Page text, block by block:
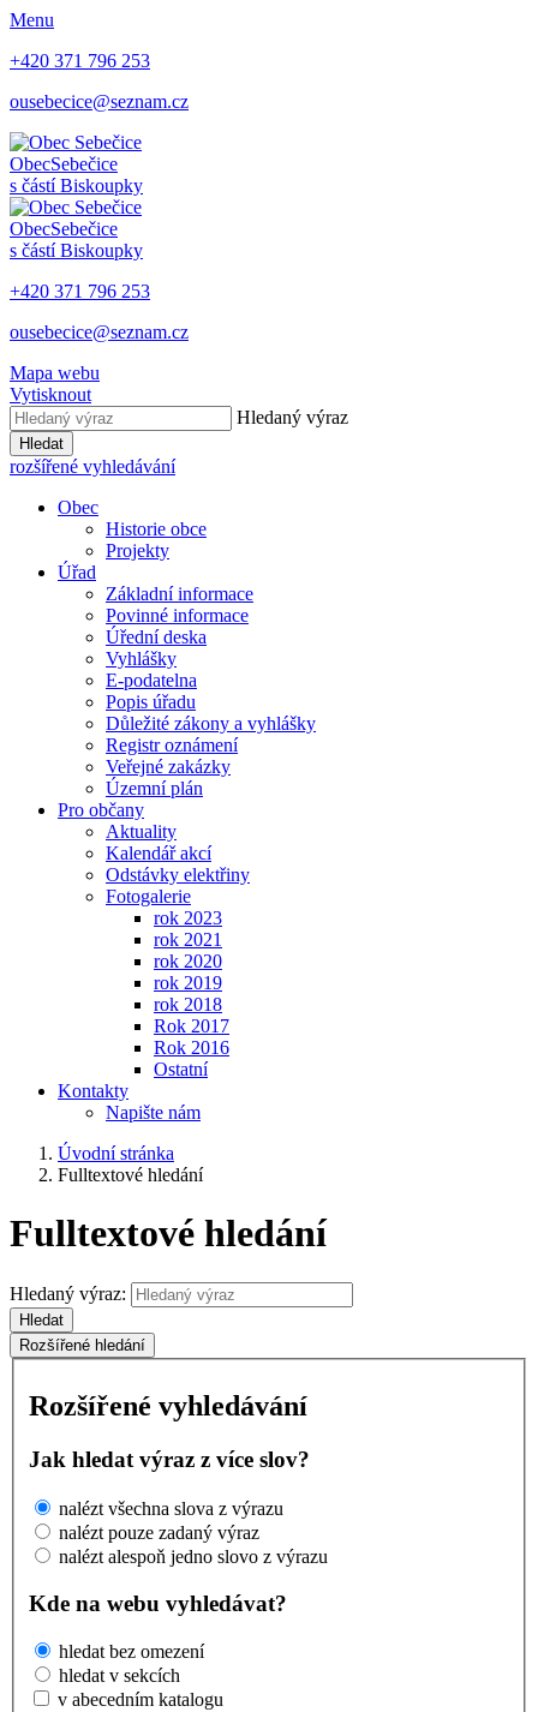
Menu
+420 371 796 253
ousebecice@seznam.cz
ObecSebečice
s částí Biskoupky
ObecSebečice
s částí Biskoupky
+420 371 796 253
ousebecice@seznam.cz
Mapa webu
Vytisknout
Hledaný výraz
Hledat
rozšířené vyhledávání
Obec
Historie obce
Projekty
Úřad
Základní informace
Povinné informace
Úřední deska
Vyhlášky
E-podatelna
Popis úřadu
Důležité zákony a vyhlášky
Registr oznámení
Veřejné zakázky
Územní plán
Pro občany
Aktuality
Kalendář akcí
Odstávky elektřiny
Fotogalerie
rok 2023
rok 2021
rok 2020
rok 2019
rok 2018
Rok 2017
Rok 2016
Ostatní
Kontakty
Napište nám
Úvodní stránka
Fulltextové hledání
Fulltextové hledání
Hledaný výraz:
Hledat
Rozšířené hledání
Rozšířené vyhledávání
Jak hledat výraz z více slov?
nalézt všechna slova z výrazu
nalézt pouze zadaný výraz
nalézt alespoň jedno slovo z výrazu
Kde na webu vyhledávat?
hledat bez omezení
hledat v sekcích
v abecedním katalogu